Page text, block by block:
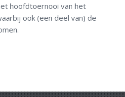
hoofdtoernooi van het
ook (een deel van) de